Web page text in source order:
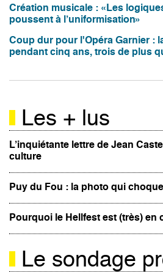
Création musicale : «Les
poussent à l’uniformisation»
Coup dur pour l'Opéra Garnier :
pendant cinq ans, trois de plus
Les + lus
L’inquiétante lettre de Jean
culture
Puy du Fou : la photo qui choque
Pourquoi le Hellfest est (très) en
Le sondage